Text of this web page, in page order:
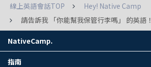
線上英語會話TOP
Hey! Native Camp
請告訴我 「你能幫我保管行李嗎」 的英語！
NativeCamp.
指南